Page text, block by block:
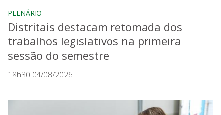
PLENÁRIO
Distritais destacam retomada dos
trabalhos legislativos na primeira
sessão do semestre
18h30 04/08/2026